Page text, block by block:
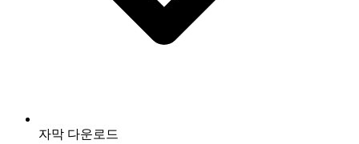
자막 다운로드